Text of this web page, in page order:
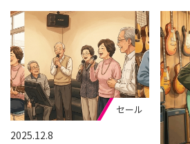
2025.12.8
セール